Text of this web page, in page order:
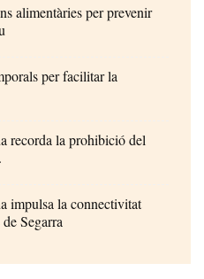
alimentàries per prevenir
per facilitar la
recorda la prohibició del
impulsa la connectivitat
Segarra